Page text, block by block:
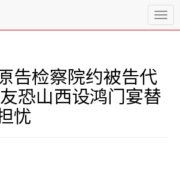
T
o
a
告检察院约被告代
恐山西设鸿门宴替
忧